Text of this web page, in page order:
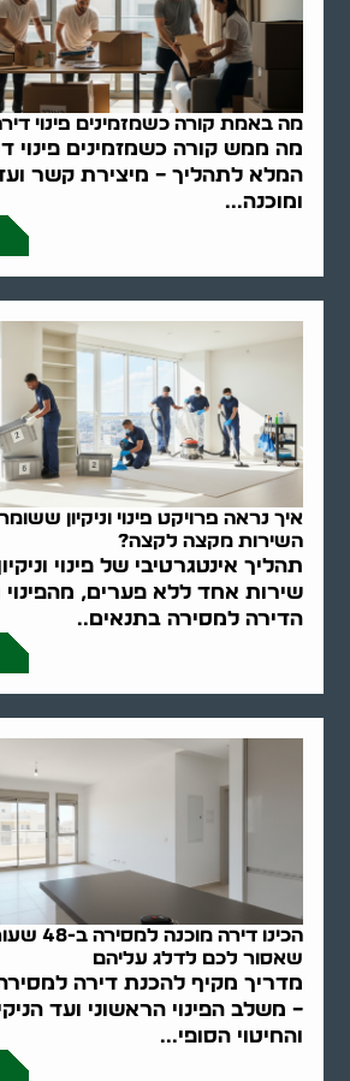
מה באמת קורה כשמזמינים פינוי
מה ממש קורה כשמזמינים פינוי
המלא לתהליך – מיצירת קשר ועד
ומוכנה...
איך נראה פרויקט פינוי וניקיון
השירות מקצה לקצה?
תהליך אינטגרטיבי של פינוי
שירות אחד ללא פערים, מהפינוי
הדירה למסירה בתנאים..
הכינו דירה
שאסור לכם לדלג עליהם
– משלב הפינוי הראשוני ועד
והחיטוי הסופי...